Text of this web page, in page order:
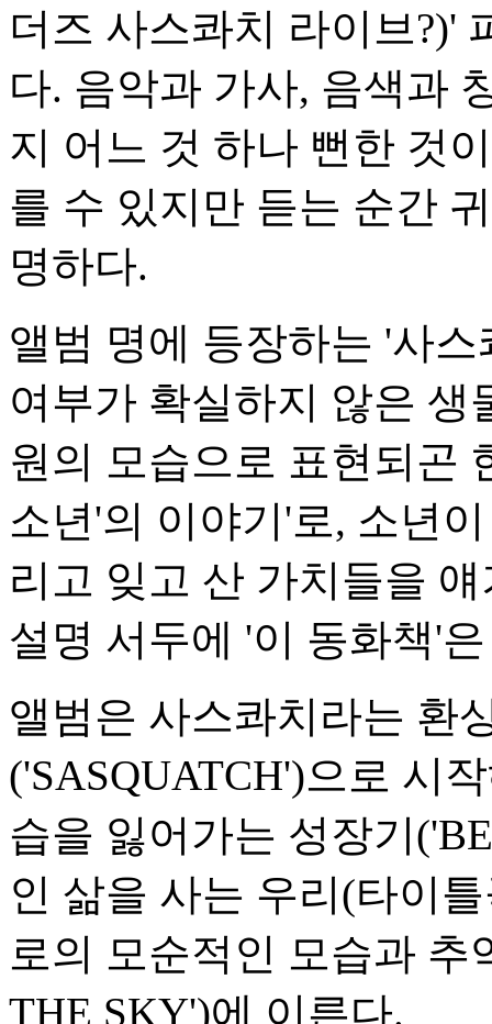
더즈 사스콰치 라이브?)'
다. 음악과 가사, 음색과
지 어느 것 하나 뻔한 것
를 수 있지만 듣는 순간
명하다.
앨범 명에 등장하는 '사
여부가 확실하지 않은 생
원의 모습으로 표현되곤
소년'의 이야기'로, 소년
리고 잊고 산 가치들을
설명 서두에 '이 동화책'
앨범은 사스콰치라는 환
('SASQUATCH')으로 시
습을 잃어가는 성장기
인 삶을 사는 우리(타이
로의 모순적인 모습과 추
THE SKY')에 이른다.